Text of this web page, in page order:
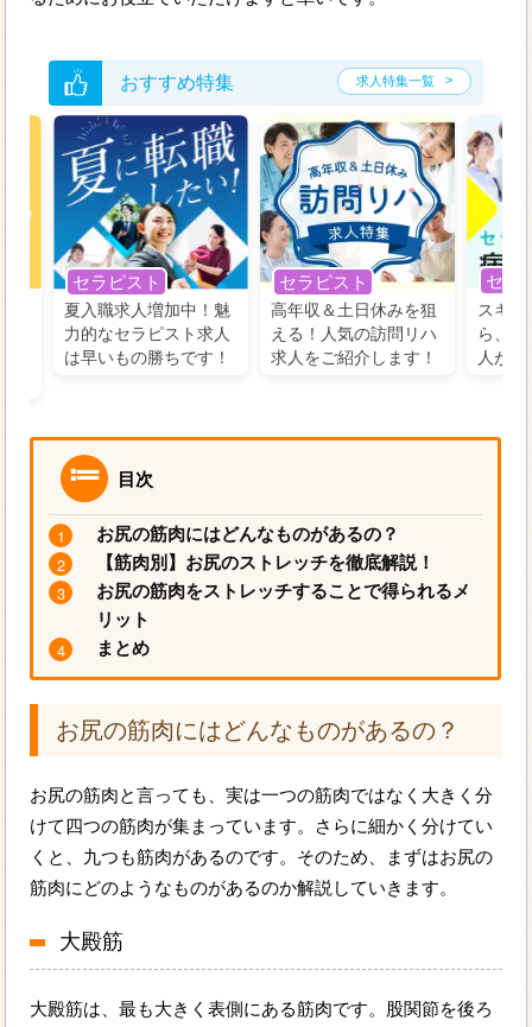
おすすめ特集 求人特集一覧
セラピスト
夏入職求人増加中！魅
力的なセラピスト求人
は早いもの勝ちです！
セラピスト
高年収＆土日休みを狙
える！人気の訪問リハ
求人をご紹介します！
セラ
スキ
ら、
人が
目次
お尻の筋肉にはどんなものがあるの？
【筋肉別】お尻のストレッチを徹底解説！
お尻の筋肉をストレッチすることで得られるメ
リット
まとめ
お尻の筋肉にはどんなものがあるの？
お尻の筋肉と言っても、実は一つの筋肉ではなく大きく分
けて四つの筋肉が集まっています。さらに細かく分けてい
くと、九つも筋肉があるのです。そのため、まずはお尻の
筋肉にどのようなものがあるのか解説していきます。
大殿筋
大殿筋は、最も大きく表側にある筋肉です。股関節を後ろ